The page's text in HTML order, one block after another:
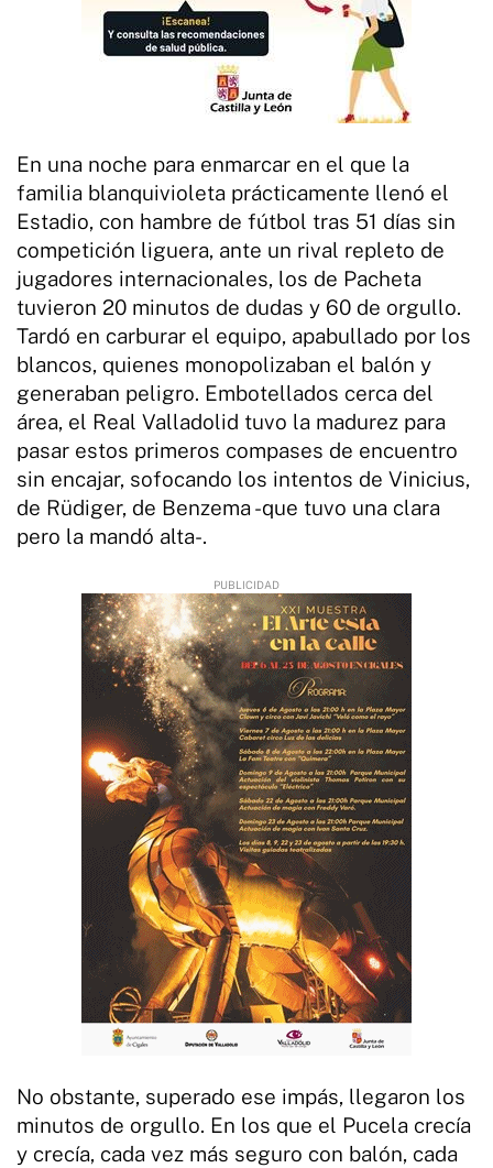
En una noche para enmarcar en el que la
familia blanquivioleta prácticamente llenó el
Estadio, con hambre de fútbol tras 51 días sin
competición liguera, ante un rival repleto de
jugadores internacionales, los de Pacheta
tuvieron 20 minutos de dudas y 60 de orgullo.
Tardó en carburar el equipo, apabullado por los
blancos, quienes monopolizaban el balón y
generaban peligro. Embotellados cerca del
área, el Real Valladolid tuvo la madurez para
pasar estos primeros compases de encuentro
sin encajar, sofocando los intentos de Vinicius,
de Rüdiger, de Benzema -que tuvo una clara
pero la mandó alta-.
No obstante, superado ese impás, llegaron los
minutos de orgullo. En los que el Pucela crecía
y crecía, cada vez más seguro con balón, cada